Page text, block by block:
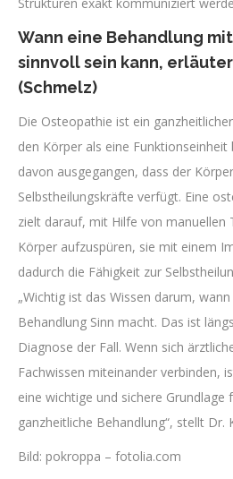
Strukturen exakt kommuniziert
Wann eine Behandlung
sinnvoll sein kann,
(Schmelz)
Die Osteopathie ist ein
den Körper als eine
davon ausgegangen, dass der
Selbstheilungskräfte verfügt. Eine
zielt darauf, mit Hilfe von manuellen
Körper aufzuspüren, sie mit einem
dadurch die Fähigkeit zur
„Wichtig ist das Wissen darum,
Behandlung Sinn macht. Das ist
Diagnose der Fall. Wenn sich
Fachwissen miteinander verbinden,
eine wichtige und sichere Grundlage
ganzheitliche Behandlung“, stellt Dr.
Bild: pokroppa – fotolia.com